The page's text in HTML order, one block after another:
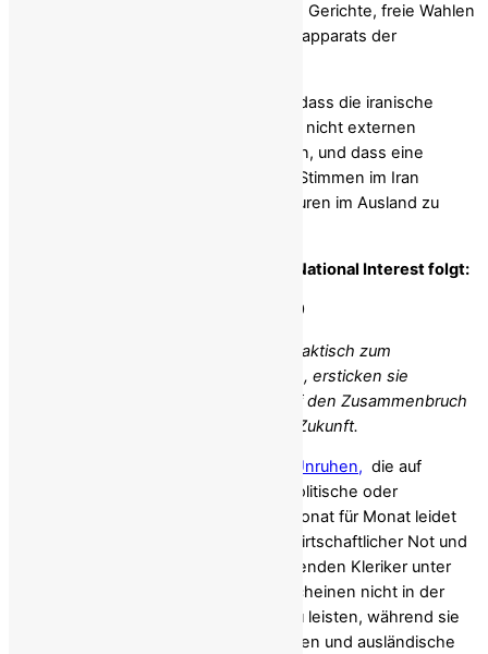
Schutz von Minderheiten, unabhängige Gerichte, freie Wahlen
und die Zerschlagung des Repressionsapparats der
Die Autoren kommen zu dem Schluss, dass die iranische
Revolution dem iranischen Volk gehört, nicht externen
Machtmaklern oder medialen Narrativen, und dass eine
sinnvolle internationale Unterstützung Stimmen im Iran
stärken muss, anstatt symbolische Figuren im Ausland zu
Der vollständige Text des Artikels im National Interest folgt:
Im Iran: Wiederhole nicht das Jahr 1979
Indem westliche Medien Reza Pahlavi faktisch zum
designierten iranischen Führer erklären, ersticken sie
möglicherweise eine echte Chance auf den Zusammenbruch
des Regimes und eine demokratische Zukunft.
Unruhen, die auf
weitaus tiefer liegende Ursachen als politische oder
ideologische Differenzen hindeuten. Monat für Monat leidet
die Bevölkerung unter zunehmender wirtschaftlicher Not und
politischer Unterdrückung. Die herrschenden Kleriker unter
scheinen nicht in der
Lage oder nicht willens zu sein, Hilfe zu leisten, während sie
gleichzeitig weiterhin Waffen produzieren und ausländische